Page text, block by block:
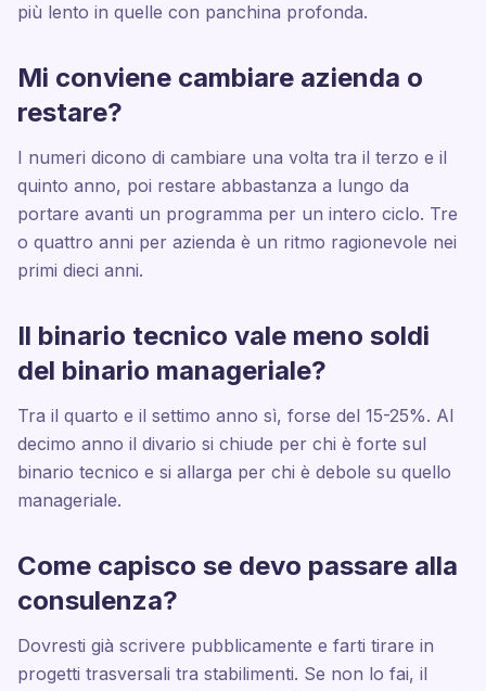
più lento in quelle con panchina profonda.
Mi conviene cambiare azienda o
restare?
I numeri dicono di cambiare una volta tra il terzo e il
quinto anno, poi restare abbastanza a lungo da
portare avanti un programma per un intero ciclo. Tre
o quattro anni per azienda è un ritmo ragionevole nei
primi dieci anni.
Il binario tecnico vale meno soldi
del binario manageriale?
Tra il quarto e il settimo anno sì, forse del 15-25%. Al
decimo anno il divario si chiude per chi è forte sul
binario tecnico e si allarga per chi è debole su quello
manageriale.
Come capisco se devo passare alla
consulenza?
Dovresti già scrivere pubblicamente e farti tirare in
progetti trasversali tra stabilimenti. Se non lo fai, il